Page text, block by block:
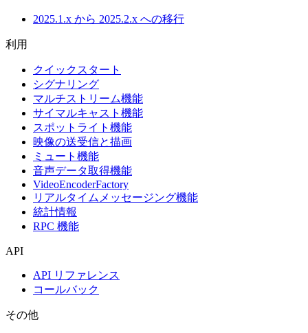
2025.1.x から 2025.2.x への移行
利用
クイックスタート
シグナリング
マルチストリーム機能
サイマルキャスト機能
スポットライト機能
映像の送受信と描画
ミュート機能
音声データ取得機能
VideoEncoderFactory
リアルタイムメッセージング機能
統計情報
RPC 機能
API
API リファレンス
コールバック
その他